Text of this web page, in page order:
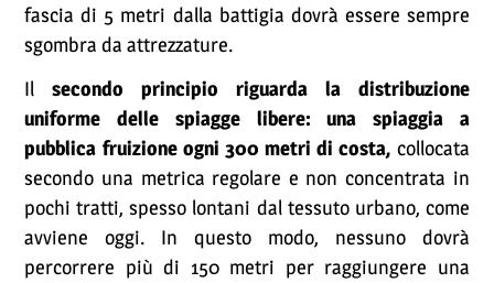
fascia di 5 metri dalla battigia dovrà essere sempre
sgombra da attrezzature.
Ilsecondo principio riguarda la distribuzione
uniforme delle spiagge libere: una spiaggia a
pubblica fruizione ogni 300 metri di costa, collocata
secondo una metrica regolare e non concentrata in
pochi tratti, spesso lontani dal tessuto urbano, come
avviene oggi. In questo modo, nessuno dovrà
percorrere più di 150 metri per raggiungere una